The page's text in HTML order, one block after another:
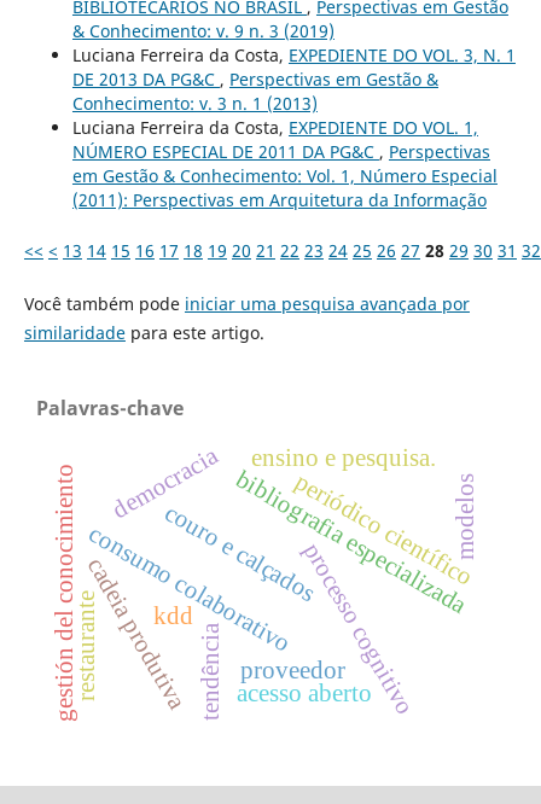
BIBLIOTECÁRIOS NO BRASIL , Perspectivas em Gestão
& Conhecimento: v. 9 n. 3 (2019)
Luciana Ferreira da Costa, EXPEDIENTE DO VOL. 3, N. 1
DE 2013 DA PG&C , Perspectivas em Gestão &
Conhecimento: v. 3 n. 1 (2013)
Luciana Ferreira da Costa, EXPEDIENTE DO VOL. 1,
NÚMERO ESPECIAL DE 2011 DA PG&C , Perspectivas
em Gestão & Conhecimento: Vol. 1, Número Especial
(2011): Perspectivas em Arquitetura da Informação
<< < 13 14 15 16 17 18 19 20 21 22 23 24 25 26 27 28 29 30 31 32
Você também pode iniciar uma pesquisa avançada por
similaridadepara este artigo.
Palavras-chave
processo cognitivo
consumo colaborativobibliografia especializada
kdd
gestión del conocimientocadeia produtivatendência
democracia periódico científico
ensino e pesquisa.
acesso aberto
couro e calçados modelos
proveedor
restaurante